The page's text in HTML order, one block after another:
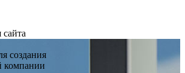
создания
компании